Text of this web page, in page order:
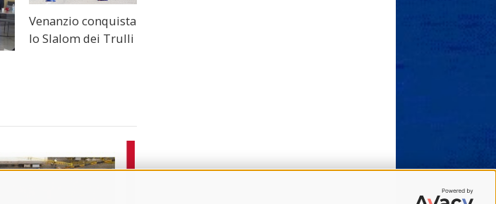
Venanzio conquista
lo Slalom dei Trulli